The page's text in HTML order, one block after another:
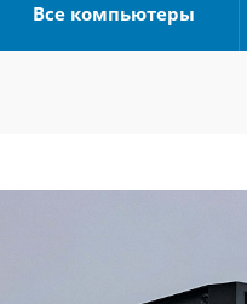
Все компьютеры